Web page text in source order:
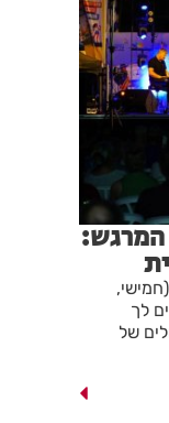
לך
של
יום